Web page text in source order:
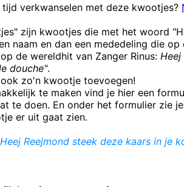
verkwanselen met deze kwootjes?
zijn kwootjes die met het woord
naam en dan een mededeling die op
de wereldhit van Zanger Rinus:
douche".
zo'n kwootje toevoegen!
te maken vind je hier een
te doen. En onder het formulier zie
er uit gaat zien.
Heej Reejmond steek deze kaars in je